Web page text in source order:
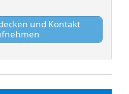
und Kontakt